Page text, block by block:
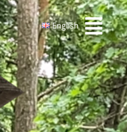
English